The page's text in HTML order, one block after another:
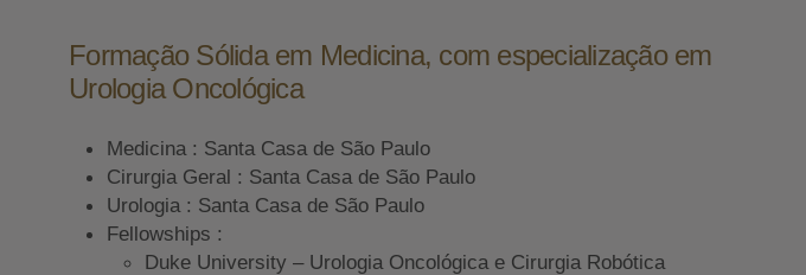
Formação Sólida em Medicina, com especialização em
Urologia Oncológica
Medicina : Santa Casa de São Paulo
Cirurgia Geral : Santa Casa de São Paulo
Urologia : Santa Casa de São Paulo
Fellowships :
Duke University – Urologia Oncológica e Cirurgia Robótica